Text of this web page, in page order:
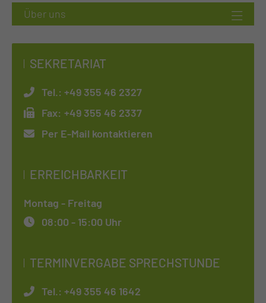
SEKRETARIAT
Tel.: +49 355 46 2327
Fax: +49 355 46 2337
Per E-Mail kontaktieren
ERREICHBARKEIT
Montag - Freitag
08:00 - 15:00 Uhr
TERMINVERGABE SPRECHSTUNDE
Tel.: +49 355 46 1642